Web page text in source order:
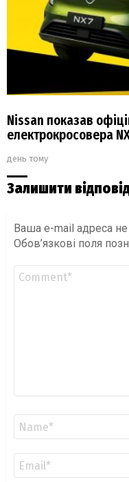
Nissan показав
електрокросовера
день тому
Залишити
Ваша e-mail адреса
Обов’язкові поля
Коментар